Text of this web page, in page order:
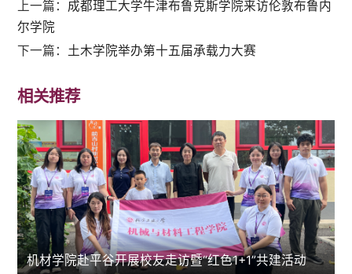
上一篇： 成都理工大学牛津布鲁克斯学院来访伦敦布鲁内
尔学院
下一篇： 土木学院举办第十五届承载力大赛
相关推荐
机材学院赴平谷开展校友走访暨“红色1+1”共建活动